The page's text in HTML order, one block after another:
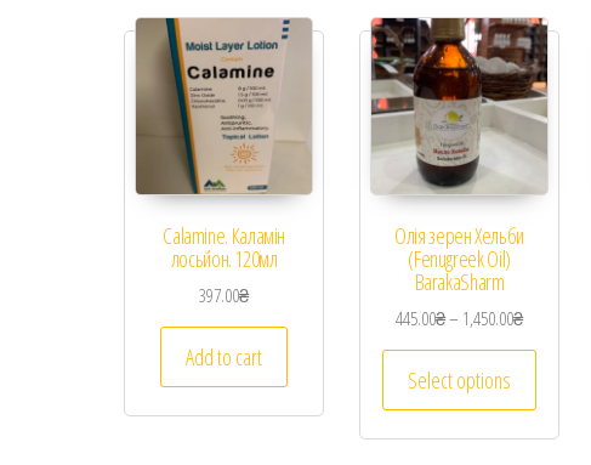
Calamine. Каламін
лосьйон. 120мл
397.00₴
Add to cart
Олія зерен Хельби
(Fenugreek Oil)
BarakaSharm
445.00₴– 1,450.00₴
Select options